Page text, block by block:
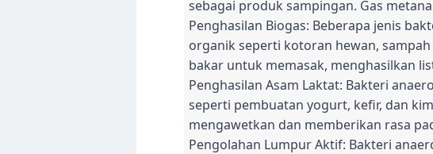
sebagai produk sampingan. Gas
Penghasilan Biogas: Beberapa jenis
organik seperti kotoran hewan,
bakar untuk memasak, menghasilkan
Penghasilan Asam Laktat: Bakteri
seperti pembuatan yogurt, kefir, dan
mengawetkan dan memberikan rasa
Pengolahan Lumpur Aktif: Bakteri